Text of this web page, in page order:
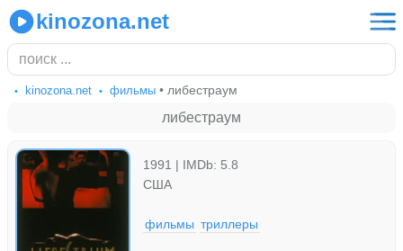
kinozona.net
kinozona.net фильмы • либестраум
либестраум
1991 | IMDb: 5.8
США
фильмы триллеры